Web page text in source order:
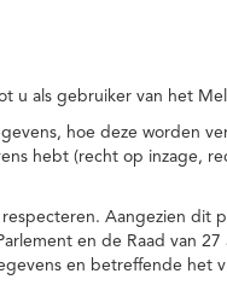
u als gebruiker van het
hoe deze worden
hebt (recht op inzage,
Aangezien dit
en de Raad van
en betreffende het